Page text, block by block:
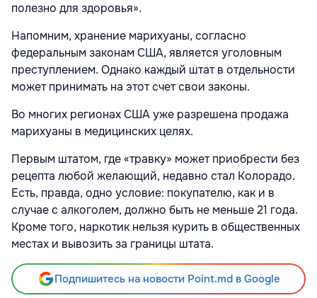
полезно для здоровья».
Напомним, хранение марихуаны, согласно
федеральным законам США, является уголовным
преступлением. Однако каждый штат в отдельности
может принимать на этот счет свои законы.
Во многих регионах США уже разрешена продажа
марихуаны в медицинских целях.
Первым штатом, где «травку» может приобрести без
рецепта любой желающий, недавно стал Колорадо.
Есть, правда, одно условие: покупателю, как и в
случае с алкоголем, должно быть не меньше 21 года.
Кроме того, наркотик нельзя курить в общественных
местах и вывозить за границы штата.
Подпишитесь на новости Point.md в Google